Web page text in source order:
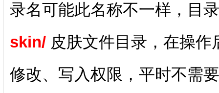
录名可能此名称不一样，目
skin/皮肤文件目录，在操作
修改、写入权限，平时不需